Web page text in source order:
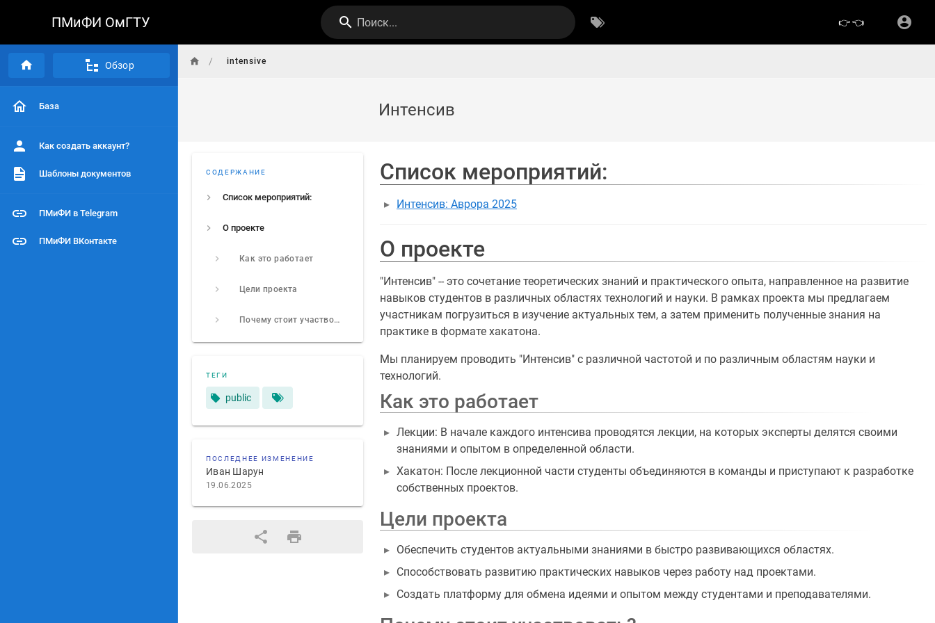
ПМиФИ ОмГТУ Поиск... 👉👈
Обзор
База
Как создать аккаунт?
Шаблоны документов
ПМиФИ в Telegram
ПМиФИ ВКонтакте
/ intensive
Интенсив
СОДЕРЖАНИЕ
Список мероприятий:
О проекте
Как это работает
Цели проекта
Почему стоит участвовать?
ТЕГИ
public
ПОСЛЕДНЕЕ ИЗМЕНЕНИЕ
Иван Шарун
19.06.2025
Список мероприятий:
Интенсив: Аврора 2025
О проекте
"Интенсив" -- это сочетание теоретических знаний и практического опыта, направленное на развитие
навыков студентов в различных областях технологий и науки. В рамках проекта мы предлагаем
участникам погрузиться в изучение актуальных тем, а затем применить полученные знания на
практике в формате хакатона.
Мы планируем проводить "Интенсив" с различной частотой и по различным областям науки и
технологий.
Как это работает
Лекции: В начале каждого интенсива проводятся лекции, на которых эксперты делятся своими
знаниями и опытом в определенной области.
Хакатон: После лекционной части студенты объединяются в команды и приступают к разработке
собственных проектов.
Цели проекта
Обеспечить студентов актуальными знаниями в быстро развивающихся областях.
Способствовать развитию практических навыков через работу над проектами.
Создать платформу для обмена идеями и опытом между студентами и преподавателями.